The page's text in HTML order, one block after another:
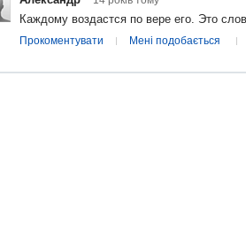
Каждому воздастся по вере его. Это
Прокоментувати Мені подобається